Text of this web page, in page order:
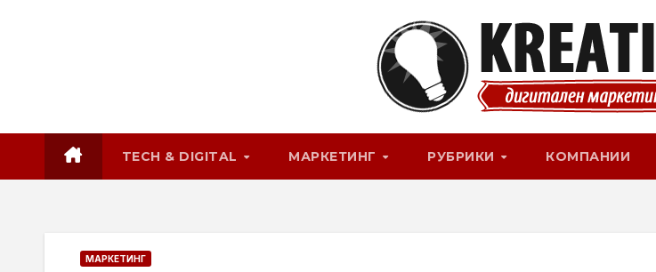
TECH & DIGITAL МАРКЕТИНГ РУБРИКИ КОМПАНИИ
МАРКЕТИНГ